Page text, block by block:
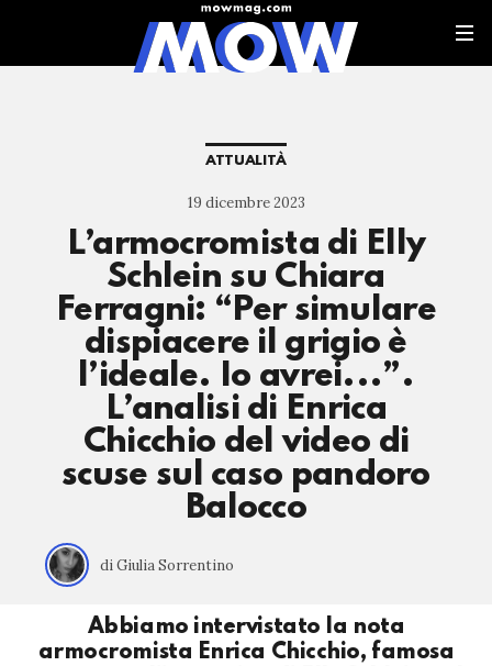
ATTUALITÀ
19 dicembre 2023
L’armocromista di Elly
Schlein su Chiara
Ferragni: “Per simulare
dispiacere il grigio è
l’ideale. Io avrei...”.
L’analisi di Enrica
Chicchio del video di
scuse sul caso pandoro
Balocco
di Giulia Sorrentino
Abbiamo intervistato la nota
armocromista Enrica Chicchio, famosa